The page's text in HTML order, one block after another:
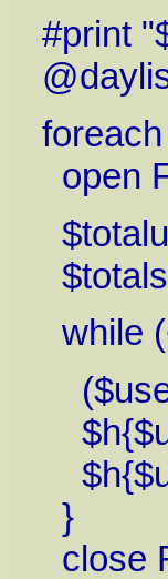
#print
open
while
}
close